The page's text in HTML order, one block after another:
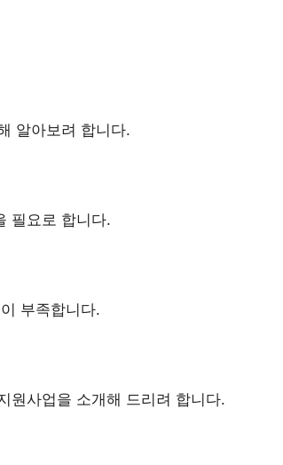
알아보려 합니다.
필요로 합니다.
부족합니다.
원사업을 소개해 드리려 합니다.